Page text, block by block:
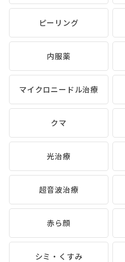
ピーリング
内服薬
マイクロニードル治療
クマ
光治療
超音波治療
赤ら顔
シミ・くすみ